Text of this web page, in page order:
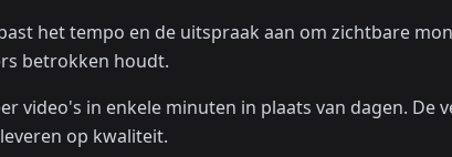
het tempo en de uitspraak aan om zichtbare
betrokken houdt.
video's in enkele minuten in plaats van dagen.
op kwaliteit.